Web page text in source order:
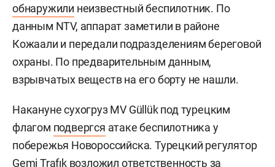
обнаружили неизвестный беспилотник. По
данным NTV, аппарат заметили в районе
Кожаали и передали подразделениям береговой
охраны. По предварительным данным,
взрывчатых веществ на его борту не нашли.
Накануне сухогруз MV Güllük под турецким
флагом подвергся атаке беспилотника у
побережья Новороссийска. Турецкий регулятор
Gemi Trafık возложил ответственность за